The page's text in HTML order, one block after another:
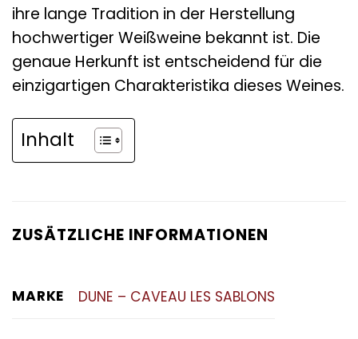
ihre lange Tradition in der Herstellung
hochwertiger Weißweine bekannt ist. Die
genaue Herkunft ist entscheidend für die
einzigartigen Charakteristika dieses Weines.
Inhalt
ZUSÄTZLICHE INFORMATIONEN
MARKE DUNE – CAVEAU LES SABLONS